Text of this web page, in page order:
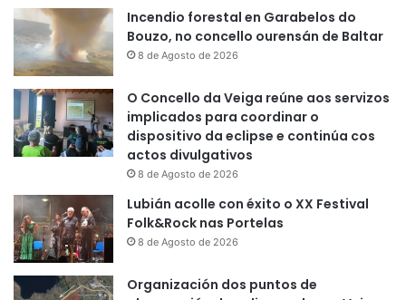
Incendio forestal en Garabelos do
Bouzo, no concello ourensán de Baltar
8 de Agosto de 2026
O Concello da Veiga reúne aos servizos
implicados para coordinar o
dispositivo da eclipse e continúa cos
actos divulgativos
8 de Agosto de 2026
Lubián acolle con éxito o XX Festival
Folk&Rock nas Portelas
8 de Agosto de 2026
Organización dos puntos de